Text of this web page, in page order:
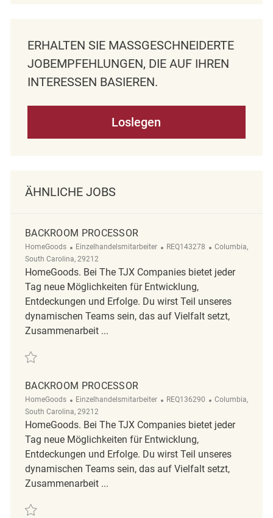
ERHALTEN SIE MASSGESCHNEIDERTE J
OBEMPFEHLUNGEN, DIE AUF IHREN I
NTERESSEN BASIEREN.
Loslegen
ÄHNLICHE JOBS
BACKROOM PROCESSOR
HomeGoods Kategorie
Einzelhandelsmitarbeiter ReqId
REQ143278 Ort
Columbia,
South Carolina, 29212
HomeGoods. Bei The TJX Companies bietet jeder
Tag neue Möglichkeiten für Entwicklung,
Entdeckungen und Erfolge. Du wirst Teil unseres
dynamischen Teams sein, das auf Vielfalt setzt,
Zusammenarbeit ...
Retten Backroom Processor REQ143278
BACKROOM PROCESSOR
HomeGoods Kategorie
Einzelhandelsmitarbeiter ReqId
REQ136290 Ort
Columbia,
South Carolina, 29212
HomeGoods. Bei The TJX Companies bietet jeder
Tag neue Möglichkeiten für Entwicklung,
Entdeckungen und Erfolge. Du wirst Teil unseres
dynamischen Teams sein, das auf Vielfalt setzt,
Zusammenarbeit ...
Retten Backroom Processor REQ136290